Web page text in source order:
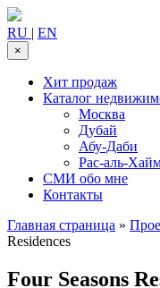
RU | EN
×
Хит продаж
Каталог
Москва
Дубай
Абу-Даби
Рас-аль-
СМИ обо мне
Контакты
Главная страница »
Residences
Four Seasons